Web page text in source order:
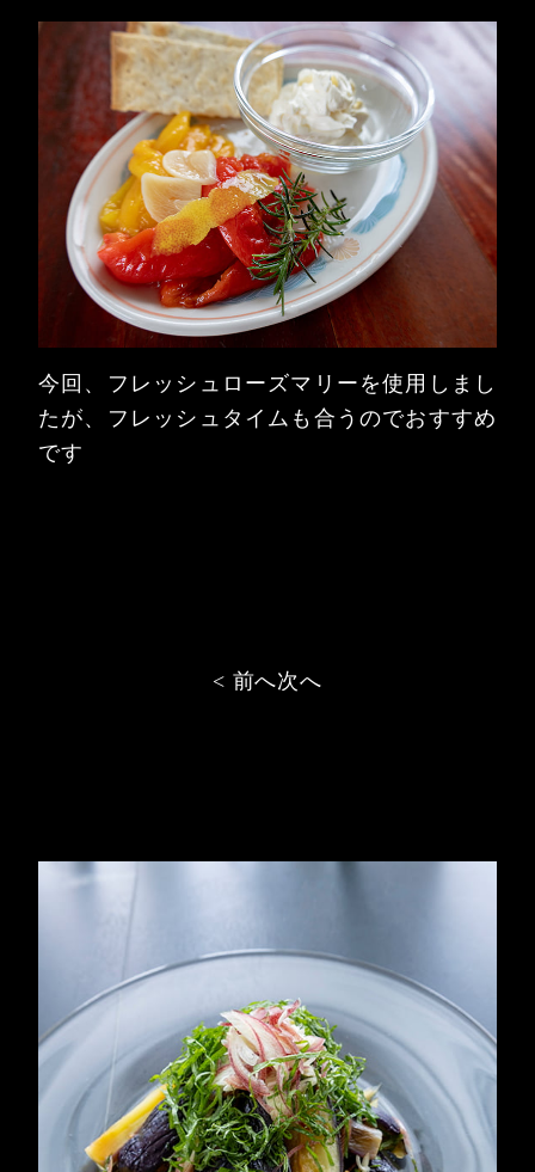
今回、フレッシュローズマリーを使用しまし
たが、フレッシュタイムも合うのでおすすめ
です
ン
< 前へ次へ